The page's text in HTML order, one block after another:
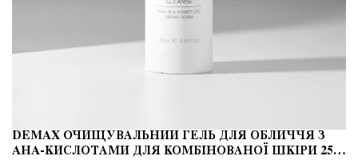
DEMAX ОЧИЩУВАЛЬНИЙ ГЕЛЬ ДЛЯ ОБЛИЧЧЯ З
AHA-КИСЛОТАМИ ДЛЯ КОМБІНОВАНОЇ ШКІРИ 250